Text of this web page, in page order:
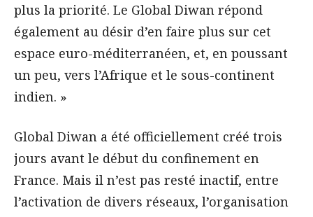
plus la priorité. Le Global Diwan répond
également au désir d’en faire plus sur cet
espace euro-méditerranéen, et, en poussant
un peu, vers l’Afrique et le sous-continent
indien. »
Global Diwan a été officiellement créé trois
jours avant le début du confinement en
France. Mais il n’est pas resté inactif, entre
l’activation de divers réseaux, l’organisation